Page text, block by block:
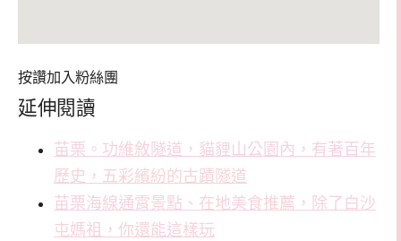
按讚加入粉絲團
延伸閱讀
苗栗。功維敘隧道，貓貍山公園內，有著百年
歷史，五彩繽紛的古蹟隧道
苗栗海線通霄景點、在地美食推薦，除了白沙
屯媽祖，你還能這樣玩